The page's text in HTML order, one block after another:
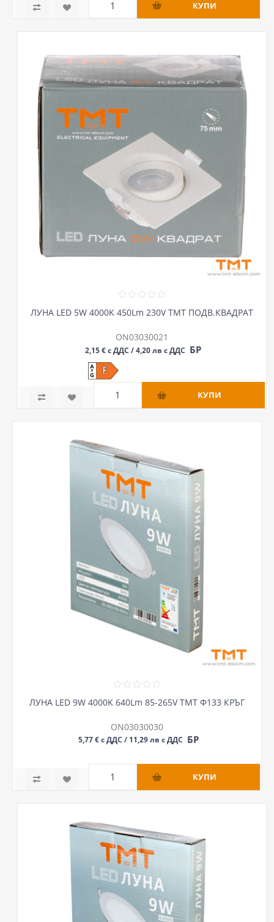
ЛУНА LED 5W 4000K 450Lm 230V ТМТ ПОДВ.КВАДРАТ
ON03030021
2,15 € с ДДС / 4,20 лв с ДДС БР
ЛУНА LED 9W 4000K 640Lm 85-265V ТМТ Ф133 КРЪГ
ON03030030
5,77 € с ДДС / 11,29 лв с ДДС БР